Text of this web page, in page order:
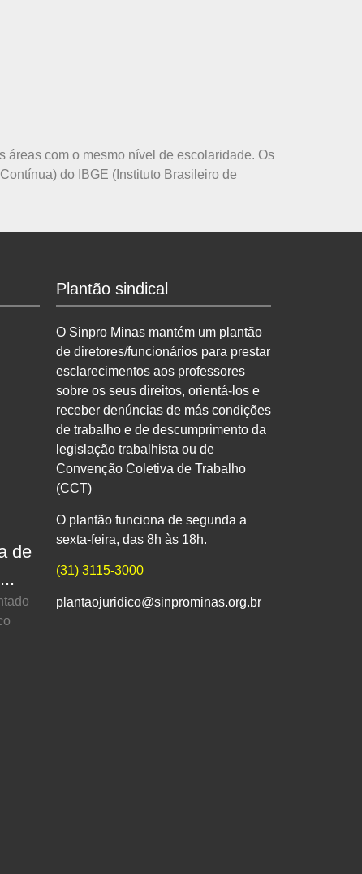
áreas com o mesmo nível de escolaridade. Os
do IBGE (Instituto Brasileiro de
de
Plantão sindical
O Sinpro Minas mantém um plantão
de diretores/funcionários para prestar
esclarecimentos aos professores
sobre os seus direitos, orientá-los e
receber denúncias de más condições
de trabalho e de descumprimento da
legislação trabalhista ou de
Convenção Coletiva de Trabalho
(CCT)
O plantão funciona de segunda a
sexta-feira, das 8h às 18h.
(31) 3115-3000
plantaojuridico@sinprominas.org.br